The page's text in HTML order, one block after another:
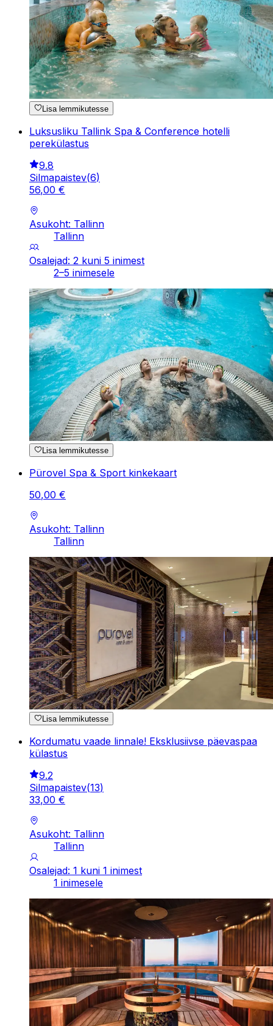
Lisa lemmikutesse
Luksusliku Tallink Spa & Conference hotelli
perekülastus
9.8
Silmapaistev(6)
56,00 €
Asukoht: Tallinn
Tallinn
Osalejad: 2 kuni 5 inimest
2–5 inimesele
Lisa lemmikutesse
Pürovel Spa & Sport kinkekaart
50,00 €
Asukoht: Tallinn
Tallinn
Lisa lemmikutesse
Kordumatu vaade linnale! Eksklusiivse päevaspaa
külastus
9.2
Silmapaistev(13)
33,00 €
Asukoht: Tallinn
Tallinn
Osalejad: 1 kuni 1 inimest
1 inimesele